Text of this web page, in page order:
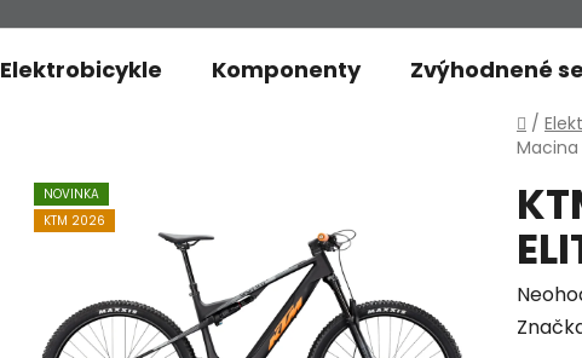
Elektrobicykle Komponenty Zvýhodnené
/
Macina
NOVINKA
KTM 2026